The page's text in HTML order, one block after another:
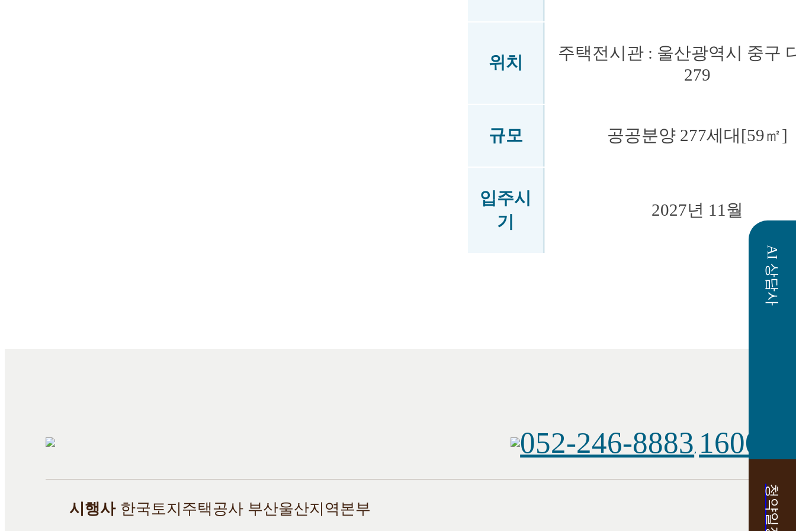
AI 상담사
청약일정
위치
주택전시관 : 울산광역시 중구
279
규모 공공분양 277세대[59㎡]
입주시
기
2027년 11월
052-246-8883, 1600-
시행사 한국토지주택공사 부산울산지역본부